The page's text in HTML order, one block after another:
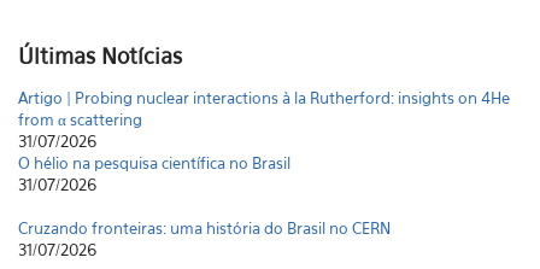
Últimas Notícias
Artigo | Probing nuclear interactions à la Rutherford: insights on 4He
from α scattering
31/07/2026
O hélio na pesquisa científica no Brasil
31/07/2026
Cruzando fronteiras: uma história do Brasil no CERN
31/07/2026